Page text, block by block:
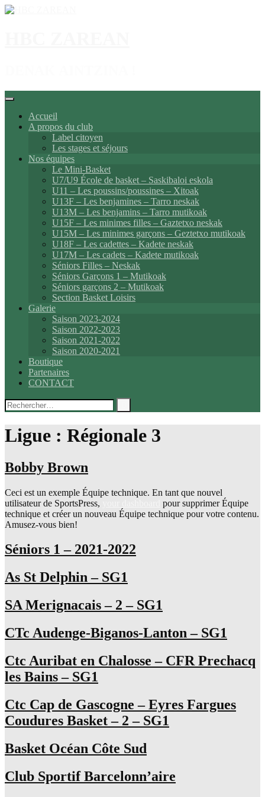
Aller
Accueil
A propos du club
Label citoyen
Les stages et séjours
Nos équipes
Le Mini-Basket
U7/U9 École de basket – Saskibaloi eskola
U11 – Les poussins/poussines – Xitoak
U13F – Les benjamines – Tarro neskak
U13M – Les benjamins – Tarro mutikoak
U15F – Les minimes filles – Gaztetxo neskak
U15M – Les minimes garçons – Geztetxo mutikoak
U18F – Les cadettes – Kadete neskak
U17M – Les cadets – Kadete mutikoak
Séniors Filles – Neskak
Séniors Garçons 1 – Mutikoak
Séniors garçons 2 – Mutikoak
Section Basket Loisirs
Galerie
Saison 2023-2024
Saison 2022-2023
Saison 2021-2022
Saison 2020-2021
Boutique
Partenaires
CONTACT
Rechercher :
Ligue : Régionale 3
Bobby Brown
Ceci est un exemple Équipe technique. En tant que nouvel
utilisateur de SportsPress,
pour supprimer Équipe
technique et créer un nouveau Équipe technique pour votre contenu.
Amusez-vous bien!
Séniors 1 – 2021-2022
As St Delphin – SG1
SA Merignacais – 2 – SG1
CTc Audenge-Biganos-Lanton – SG1
Ctc Auribat en Chalosse – CFR Prechacq
les Bains – SG1
Ctc Cap de Gascogne – Eyres Fargues
Coudures Basket – 2 – SG1
Basket Océan Côte Sud
Club Sportif Barcelonn’aire